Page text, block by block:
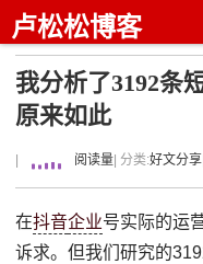
卢松松博客
我分析了3192条
原来如此
阅读量 | 分类:好文分享
在抖音企业号实际的运
诉求。但我们研究的